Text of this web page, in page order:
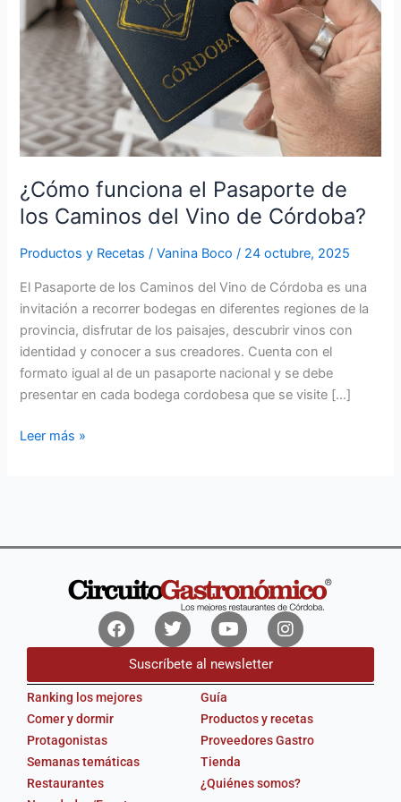
¿Cómo funciona el Pasaporte de
los Caminos del Vino de Córdoba?
Productos y Recetas /Vanina Boco/ 24 octubre, 2025
El Pasaporte de los Caminos del Vino de Córdoba es una
invitación a recorrer bodegas en diferentes regiones de la
provincia, disfrutar de los paisajes, descubrir vinos con
identidad y conocer a sus creadores. Cuenta con el
formato igual al de un pasaporte nacional y se debe
presentar en cada bodega cordobesa que se visite […]
Vino
Córdoba?
Leer más »
FacebookTwitterYoutubeInstagram
Suscríbete al newsletter
Ranking los mejores
Comer y dormir
Protagonistas
Semanas temáticas
Restaurantes
Guía
Productos y recetas
Proveedores Gastro
Tienda
¿Quiénes somos?